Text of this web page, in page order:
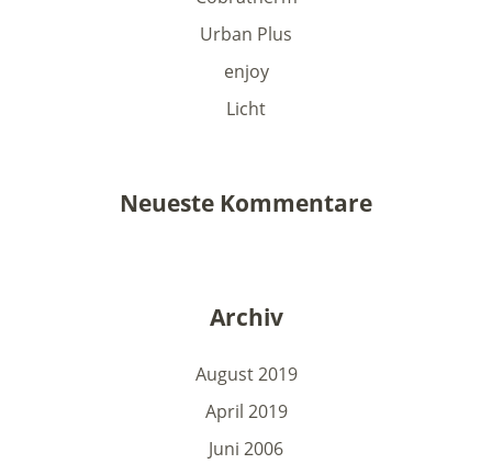
Urban Plus
enjoy
Licht
Neueste Kommentare
Archiv
August 2019
April 2019
Juni 2006